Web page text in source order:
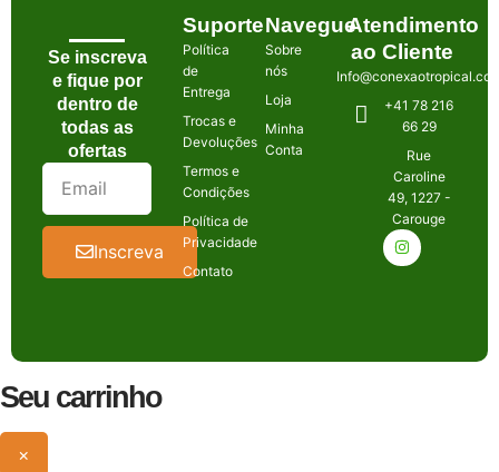
Se inscreva
e fique por
dentro de
todas as
ofertas
Inscreva
Suporte
Política
de
Entrega
Trocas e
Devoluções
Termos e
Condições
Política de
Privacidade
Contato
Navegue
Sobre
nós
Loja
Minha
Conta
Atendimento
ao Cliente
+41 78 216
66 29
Rue
Caroline
49, 1227 -
Carouge
Seu carrinho
×